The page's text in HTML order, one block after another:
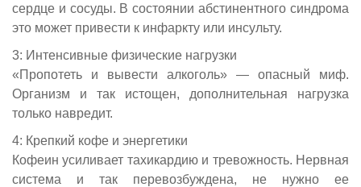
сердце и сосуды. В состоянии абстинентного синдрома
это может привести к инфаркту или инсульту.
3: Интенсивные физические нагрузки
«Пропотеть и вывести алкоголь» — опасный миф.
Организм и так истощен, дополнительная нагрузка
только навредит.
4: Крепкий кофе и энергетики
Кофеин усиливает тахикардию и тревожность. Нервная
система и так перевозбуждена, не нужно ее